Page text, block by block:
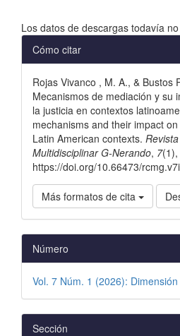
Los datos de descargas todavía
Detalles
del
artículo
Cómo citar
Rojas Vivanco , M. A., & Bustos
Mecanismos de mediación y su
la justicia en contextos
mechanisms and their impact
Latin American contexts.
Multidisciplinar G-Nerando, 7(1),
https://doi.org/10.66473/
Más formatos de cita
Número
Vol. 7 Núm. 1 (2026):
Sección